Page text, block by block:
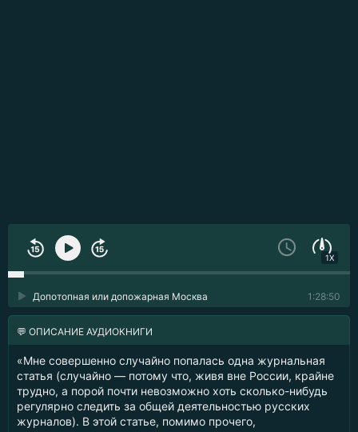
1X
1:28:50
Допотопная или допожарная Москва
💬 ОПИСАНИЕ АУДИОКНИГИ
«Мне совершенно случайно попалась одна журнальная
статья (случайно — потому что, живя вне России, крайне
трудно, а порой почти невозможно хоть сколько-нибудь
регулярно следить за общей деятельностью русских
журналов). В этой статье, помимо прочего,